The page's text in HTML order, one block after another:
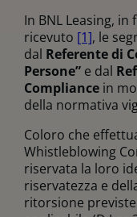
In BNL Leasing,
ricevuto [1], le
dal Referente di
Persone” e dal
Compliance in
della normativa
Coloro che
Whistleblowing
riservata la loro
riservatezza e
ritorsione